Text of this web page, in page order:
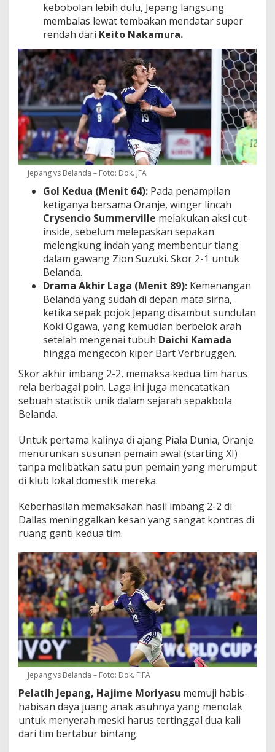
kebobolan lebih dulu, Jepang langsung
membalas lewat tembakan mendatar super
rendah dari Keito Nakamura.
Jepang vs Belanda – Foto: Dok. JFA
Gol Kedua (Menit 64): Pada penampilan
ketiganya bersama Oranje, winger lincah
Crysencio Summerville melakukan aksi cut-
inside, sebelum melepaskan sepakan
melengkung indah yang membentur tiang
dalam gawang Zion Suzuki. Skor 2-1 untuk
Belanda.
Drama Akhir Laga (Menit 89): Kemenangan
Belanda yang sudah di depan mata sirna,
ketika sepak pojok Jepang disambut sundulan
Koki Ogawa, yang kemudian berbelok arah
setelah mengenai tubuh Daichi Kamada
hingga mengecoh kiper Bart Verbruggen.
Skor akhir imbang 2-2, memaksa kedua tim harus
rela berbagai poin. Laga ini juga mencatatkan
sebuah statistik unik dalam sejarah sepakbola
Belanda.
Untuk pertama kalinya di ajang Piala Dunia, Oranje
menurunkan susunan pemain awal (starting XI)
tanpa melibatkan satu pun pemain yang merumput
di klub lokal domestik mereka.
Keberhasilan memaksakan hasil imbang 2-2 di
Dallas meninggalkan kesan yang sangat kontras di
ruang ganti kedua tim.
Jepang vs Belanda – Foto: Dok. FIFA
Pelatih Jepang, Hajime Moriyasu memuji habis-
habisan daya juang anak asuhnya yang menolak
untuk menyerah meski harus tertinggal dua kali
dari tim bertabur bintang.